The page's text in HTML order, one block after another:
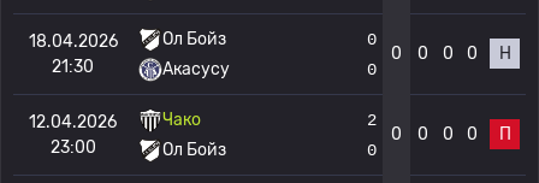
18.04.2026
21:30
Ол Бойз
Акасусу
0
0
0 0 0 0 Н
12.04.2026
23:00
Чако
Ол Бойз
2
0
0 0 0 0 П